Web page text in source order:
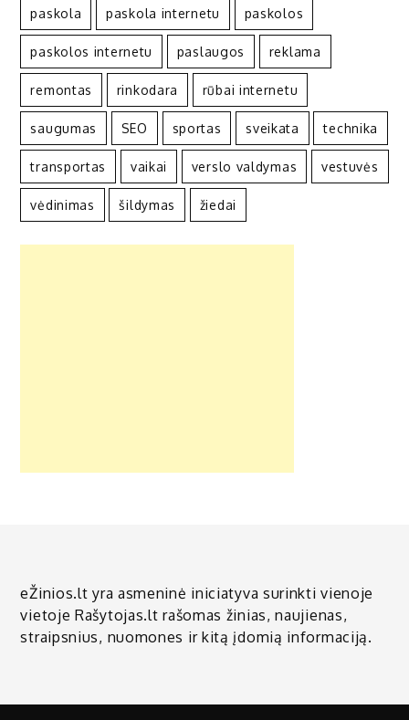
paskola paskola internetu paskolos
paskolos internetu paslaugos reklama
remontas rinkodara rūbai internetu
saugumas SEO sportas sveikata technika
transportas vaikai verslo valdymas vestuvės
vėdinimas šildymas žiedai
eŽinios.lt yra asmeninė iniciatyva surinkti vienoje
vietoje Rašytojas.lt rašomas žinias, naujienas,
straipsnius, nuomones ir kitą įdomią informaciją.